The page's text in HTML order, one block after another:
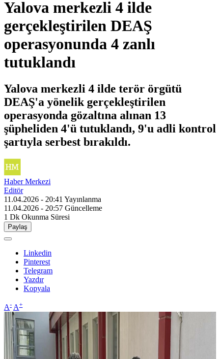
Yalova merkezli 4 ilde
gerçekleştirilen DEAŞ
operasyonunda 4 zanlı
tutuklandı
Yalova merkezli 4 ilde terör örgütü
DEAŞ'a yönelik gerçekleştirilen
operasyonda gözaltına alınan 13
şüpheliden 4'ü tutuklandı, 9'u adli kontrol
şartıyla serbest bırakıldı.
Haber Merkezi
Editör
11.04.2026 - 20:41 Yayınlanma
11.04.2026 - 20:57 Güncelleme
1 Dk Okunma Süresi
Paylaş
Linkedin
Pinterest
Telegram
Yazdır
Kopyala
A- A+